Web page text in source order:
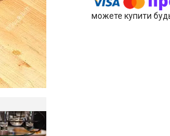
можете купити